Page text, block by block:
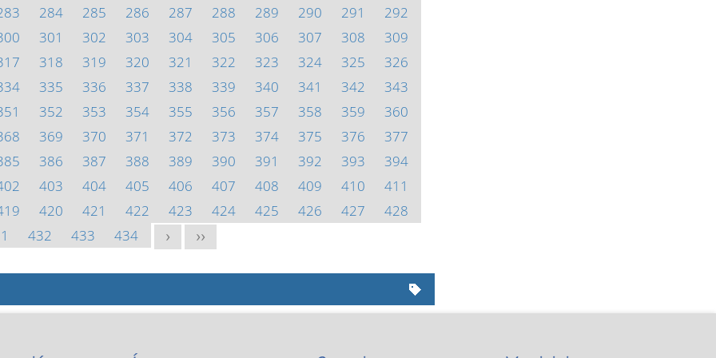
284 285 286 287 288 289 290 291
292
301 302 303 304 305 306 307 308
309
318 319 320 321 322 323 324 325
326
335 336 337 338 339 340 341 342
343
352 353 354 355 356 357 358 359
360
369 370 371 372 373 374 375 376
377
386 387 388 389 390 391 392 393
394
403 404 405 406 407 408 409 410
411
420 421 422 423 424 425 426 427
428
432 433 434 > >>